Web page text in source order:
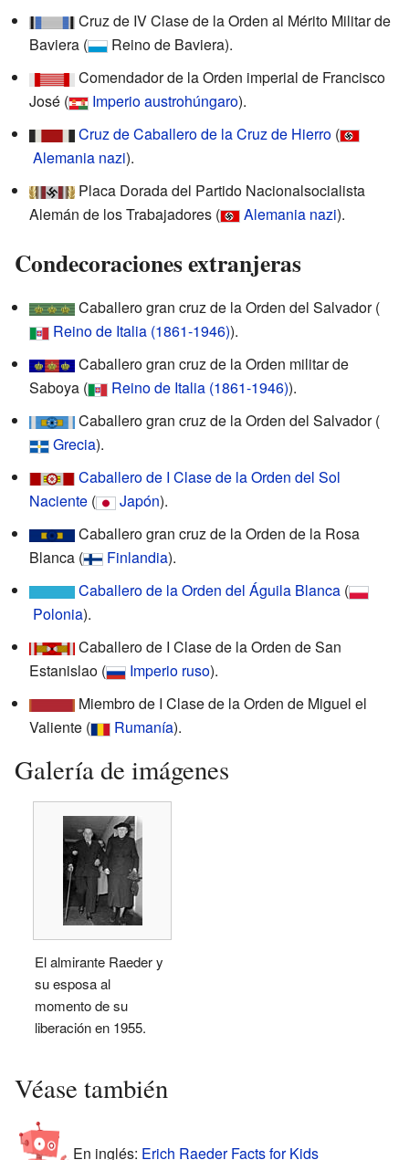
Cruz de IV Clase de la Orden al Mérito Militar de
Baviera ( Reino de Baviera).
Comendador de la Orden imperial de Francisco
José ( Imperio austrohúngaro).
Cruz de Caballero de la Cruz de Hierro (
Alemania nazi).
Placa Dorada del Partido Nacionalsocialista
Alemán de los Trabajadores ( Alemania nazi).
Condecoraciones extranjeras
Caballero gran cruz de la Orden del Salvador(
Reino de Italia (1861-1946)).
Caballero gran cruz de la Orden militar de
Saboya ( Reino de Italia (1861-1946)).
Caballero gran cruz de la Orden del Salvador(
Grecia).
Caballero de I Clase de la Orden del Sol
Naciente ( Japón).
Caballero gran cruz de la Orden de la Rosa
Blanca ( Finlandia).
Caballero de la Orden del Águila Blanca (
Polonia).
Caballero de I Clase de la Orden de San
Estanislao ( Imperio ruso).
Miembro de I Clase de la Orden de Miguel el
Valiente ( Rumanía).
Galería de imágenes
El almirante Raeder y
su esposa al
momento de su
liberación en 1955.
Véase también
En inglés: Erich Raeder Facts for Kids